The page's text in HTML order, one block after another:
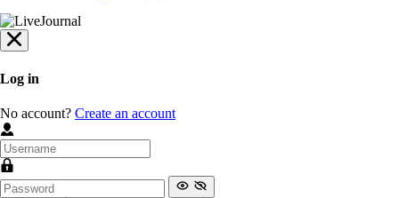
Log in
No account? Create an account